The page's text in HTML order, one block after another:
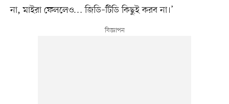
না, মাইরা ফেললেও… জিডি–টিডি কিছুই করব না।’